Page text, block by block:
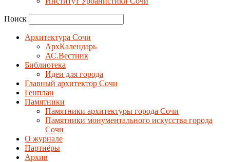
Поиск
Архитектура Сочи
АрхКалендарь
АС.Вестник
Библиотека
Идеи для города
Главный архитектор Сочи
Генплан
Памятники
Памятники архитектуры города Сочи
Памятники монументального искусства города
Сочи
О журнале
Партнёры
Архив